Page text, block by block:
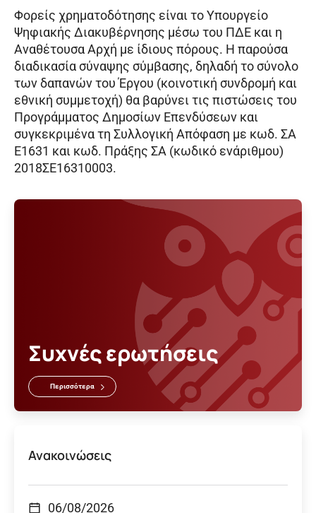
Φορείς χρηματοδότησης είναι το Υπουργείο
Ψηφιακής Διακυβέρνησης μέσω του ΠΔΕ και η
Αναθέτουσα Αρχή με ίδιους πόρους. Η παρούσα
διαδικασία σύναψης σύμβασης, δηλαδή το σύνολο
των δαπανών του Έργου (κοινοτική συνδρομή και
εθνική συμμετοχή) θα βαρύνει τις πιστώσεις του
Προγράμματος Δημοσίων Επενδύσεων και
συγκεκριμένα τη Συλλογική Απόφαση με κωδ. ΣΑ
Ε1631 και κωδ. Πράξης ΣΑ (κωδικό ενάριθμου)
2018ΣΕ16310003.
Συχνές ερωτήσεις
Περισσότερα
Ανακοινώσεις
06/08/2026